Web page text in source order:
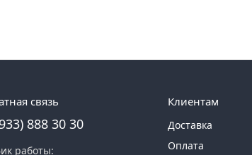
связь
888 30 30
работы:
Клиентам
Доставка
Оплата